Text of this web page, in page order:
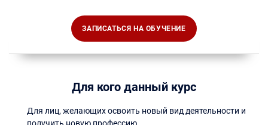
ЗАПИСАТЬСЯ НА ОБУЧЕНИЕ
Для кого данный курс
Для лиц, желающих освоить новый вид деятельности и